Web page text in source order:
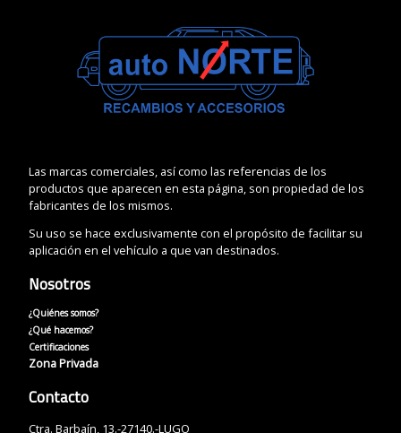
Las marcas comerciales, así como las referencias de los
productos que aparecen en esta página, son propiedad de los
fabricantes de los mismos.
Su uso se hace exclusivamente con el propósito de facilitar su
aplicación en el vehículo a que van destinados.
Nosotros
¿Quiénes somos?
¿Qué hacemos?
Certificaciones
Zona Privada
Contacto
Ctra. Barbaín, 13.-27140.-LUGO